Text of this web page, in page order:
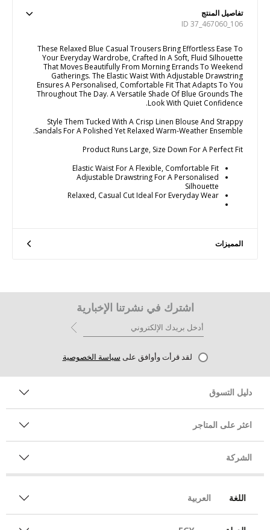
تفاصيل المنتج
ID 37_467060_106
These Relaxed Blue Casual Trousers Bring Effortless Ease To
Your Everyday Wardrobe, Crafted In A Soft, Fluid Silhouette
That Moves Beautifully From Morning Errands To Weekend
Gatherings. The Elastic Waist With Adjustable Drawstring
Ensures A Personalised, Comfortable Fit That Adapts To You
Throughout The Day. A Versatile Shade Of Blue Grounds The
Look With Quiet Confidence.
Style Them Tucked With A Crisp Linen Blouse And Strappy
Sandals For A Polished Yet Relaxed Warm-Weather Ensemble.
Product Runs Large, Size Down For A Perfect Fit
Elastic Waist For A Flexible, Comfortable Fit
Adjustable Drawstring For A Personalised
Silhouette
Relaxed, Casual Cut Ideal For Everyday Wear
المميزات
اشترك في نشرتنا الإخبارية
لقد قرأت وأوافق على سياسة الخصوصية
دليل التسوق
اعثر على المتاجر
الشركة
اللغة العربية